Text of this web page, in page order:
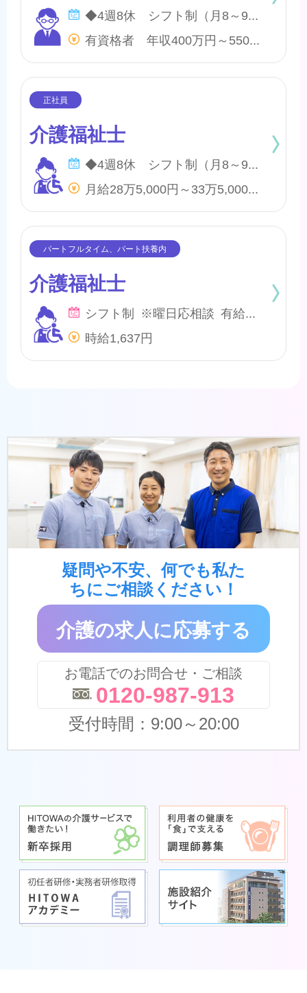
介護福祉士
介護福祉士
時給1,637円
疑問や不安、何でも私た
ちにご相談ください！
介護の求人に応募する
お電話でのお問合せ・ご相談
0120-987-913
受付時間：9:00～20:00